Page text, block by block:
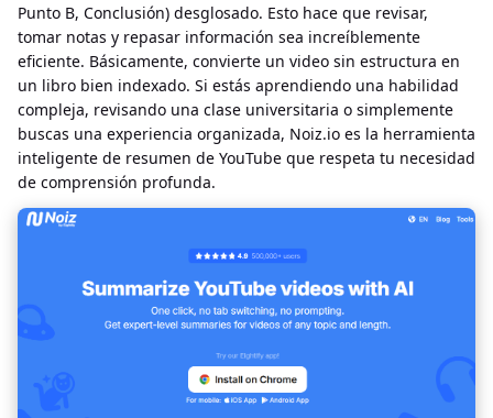
Punto B, Conclusión) desglosado. Esto hace que revisar,
tomar notas y repasar información sea increíblemente
eficiente. Básicamente, convierte un video sin estructura en
un libro bien indexado. Si estás aprendiendo una habilidad
compleja, revisando una clase universitaria o simplemente
buscas una experiencia organizada, Noiz.io es la herramienta
inteligente de resumen de YouTube que respeta tu necesidad
de comprensión profunda.